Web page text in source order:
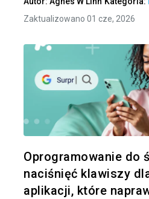
Zaktualizowano 01 cze, 2026
Oprogramowanie do
naciśnięć klawiszy
aplikacji, które